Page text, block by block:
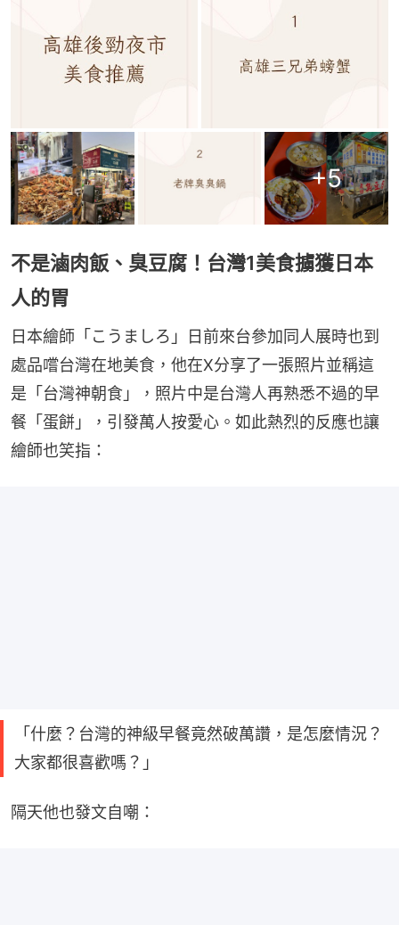
+5
不是滷肉飯、臭豆腐！台灣1美食擄獲日本
人的胃
日本繪師「こうましろ」日前來台參加同人展時也到
處品嚐台灣在地美食，他在X分享了一張照片並稱這
是「台灣神朝食」，照片中是台灣人再熟悉不過的早
餐「蛋餅」，引發萬人按愛心。如此熱烈的反應也讓
繪師也笑指：
「什麼？台灣的神級早餐竟然破萬讚，是怎麼情況？
大家都很喜歡嗎？」
隔天他也發文自嘲：